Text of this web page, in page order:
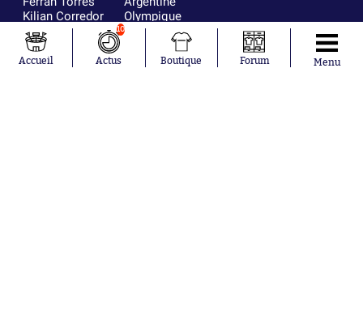
Kilian Corredor
Franco
Mastantuono
Orel Mangala
Olympique
lyonnais
AS Monaco
RC Strasbourg
Accueil
10
Actus Boutique Forum Menu